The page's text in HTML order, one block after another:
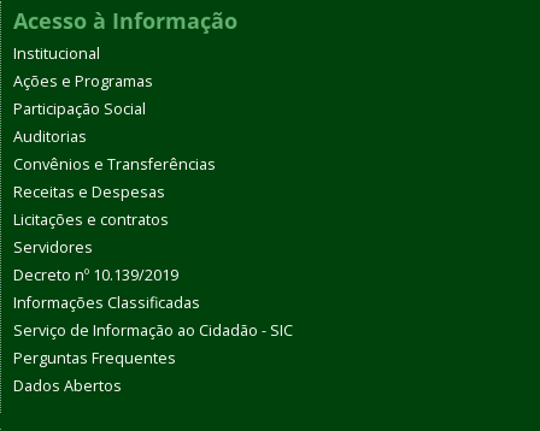
Acesso à Informação
Institucional
Ações e Programas
Participação Social
Auditorias
Convênios e Transferências
Receitas e Despesas
Licitações e contratos
Servidores
Decreto nº 10.139/2019
Informações Classificadas
Serviço de Informação ao Cidadão - SIC
Perguntas Frequentes
Dados Abertos